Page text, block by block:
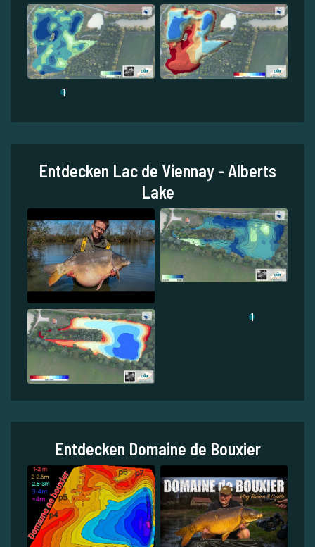
1
Entdecken Lac de Viennay - Alberts
Lake
1
Entdecken Domaine de Bouxier